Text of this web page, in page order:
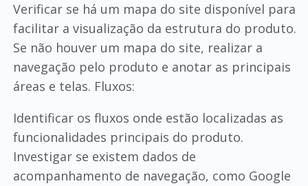
Verificar se há um mapa do site disponível para
facilitar a visualização da estrutura do produto.
Se não houver um mapa do site, realizar a
navegação pelo produto e anotar as principais
áreas e telas. Fluxos:
Identificar os fluxos onde estão localizadas as
funcionalidades principais do produto.
Investigar se existem dados de
acompanhamento de navegação, como Google